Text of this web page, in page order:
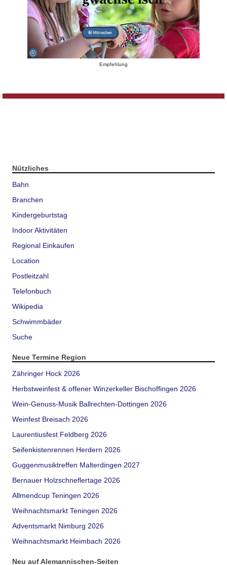
Empfehlung
Nützliches
Bahn
Branchen
Kindergeburtstag
Indoor Aktivitäten
Regional Einkaufen
Location
Postleitzahl
Telefonbuch
Wikipedia
Schwimmbäder
Suche
Neue Termine Region
Zähringer Hock 2026
Herbstweinfest & offener Winzerkeller Bischoffingen 2026
Wein-Genuss-Musik Ballrechten-Dottingen 2026
Weinfest Breisach 2026
Laurentiusfest Feldberg 2026
Seifenkistenrennen Herdern 2026
Guggenmusiktreffen Malterdingen 2027
Bernauer Holzschneflertage 2026
Allmendcup Teningen 2026
Weihnachtsmarkt Teningen 2026
Adventsmarkt Nimburg 2026
Weihnachtsmarkt Heimbach 2026
Neu auf Alemannischen-Seiten